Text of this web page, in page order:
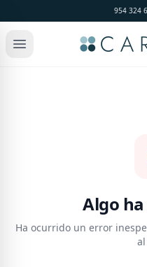
954 324
Algo
Ha ocurrido un error